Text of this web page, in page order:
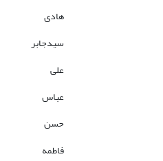
هادی
سیدجابر
علی
عباس
حسن
فاطمه